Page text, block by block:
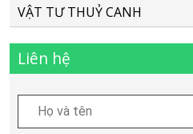
VẬT TƯ THUỶ CANH
Liên hệ